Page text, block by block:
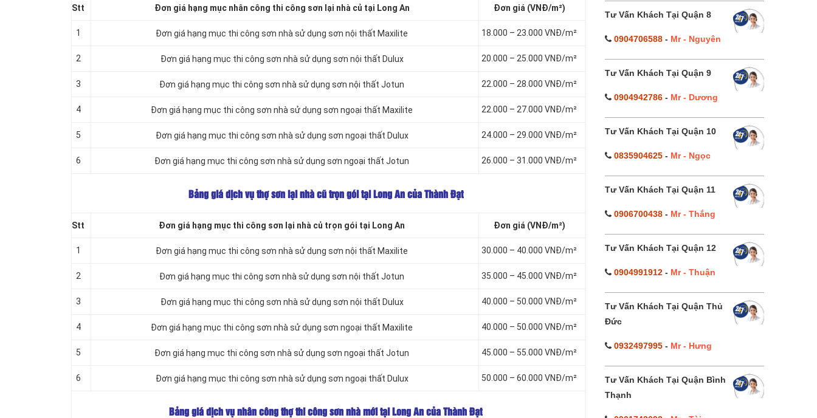
Stt Đơn giá hạng mục nhân công thi công sơn lại nhà củ tại Long An Đơn giá (VNĐ/m²)
1 Đơn giá hạng mục thi công sơn nhà sử dụng sơn nội thất Maxilite 18.000 – 23.000 VNĐ/m²
2 Đơn giá hạng mục thi công sơn nhà sử dụng sơn nội thất Dulux 20.000 – 25.000 VNĐ/m²
3 Đơn giá hạng mục thi công sơn nhà sử dụng sơn nội thất Jotun 22.000 – 28.000 VNĐ/m²
4 Đơn giá hạng mục thi công sơn nhà sử dụng sơn ngoại thất Maxilite 22.000 – 27.000 VNĐ/m²
5 Đơn giá hạng mục thi công sơn nhà sử dụng sơn ngoại thất Dulux 24.000 – 29.000 VNĐ/m²
6 Đơn giá hạng mục thi công sơn nhà sử dụng sơn ngoại thất Jotun 26.000 – 31.000 VNĐ/m²
Bảng giá dịch vụ thợ sơn lại nhà cũ trọn gói tại Long An của Thành Đạt
Stt Đơn giá hạng mục thi công sơn lại nhà củ trọn gói tại Long An Đơn giá (VNĐ/m²)
1 Đơn giá hạng mục thi công sơn nhà sử dụng sơn nội thất Maxilite 30.000 – 40.000 VNĐ/m²
2 Đơn giá hạng mục thi công sơn nhà sử dụng sơn nội thất Jotun 35.000 – 45.000 VNĐ/m²
3 Đơn giá hạng mục thi công sơn nhà sử dụng sơn nội thất Dulux 40.000 – 50.000 VNĐ/m²
4 Đơn giá hạng mục thi công sơn nhà sử dụng sơn ngoại thất Maxilite 40.000 – 50.000 VNĐ/m²
5 Đơn giá hạng mục thi công sơn nhà sử dụng sơn ngoại thất Jotun 45.000 – 55.000 VNĐ/m²
6 Đơn giá hạng mục thi công sơn nhà sử dụng sơn ngoại thất Dulux 50.000 – 60.000 VNĐ/m²
Bảng giá dịch vụ nhân công thợ thi công sơn nhà mới tại Long An của Thành Đạt
Tư Vấn Khách Tại Quận 8
0904706588- Mr - Nguyên
Tư Vấn Khách Tại Quận 9
0904942786- Mr - Dương
Tư Vấn Khách Tại Quận 10
0835904625- Mr - Ngọc
Tư Vấn Khách Tại Quận 11
0906700438- Mr - Thắng
Tư Vấn Khách Tại Quận 12
0904991912- Mr - Thuận
Tư Vấn Khách Tại Quận Thủ
Đức
0932497995- Mr - Hưng
Tư Vấn Khách Tại Quận Bình
Thạnh